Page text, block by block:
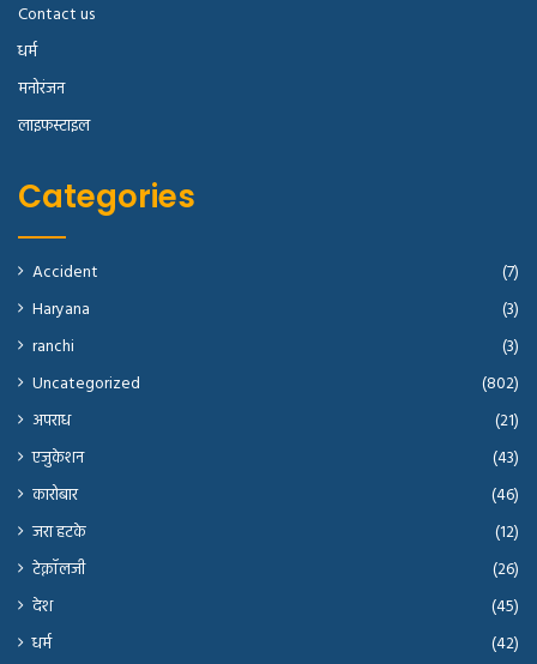
Contact us
धर्म
मनोरंजन
लाइफस्टाइल
Categories
Accident
(7)
Haryana
(3)
ranchi
(3)
Uncategorized
(802)
अपराध
(21)
एजुकेशन
(43)
कारोबार
(46)
जरा हटके
(12)
टेक्नॉलजी
(26)
देश
(45)
धर्म
(42)